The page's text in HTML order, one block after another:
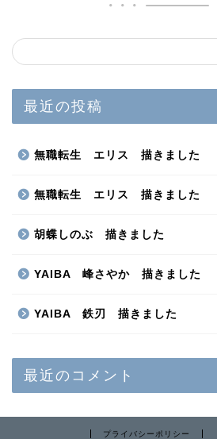
最近の投稿
無職転生 エリス 描きました
無職転生 エリス 描きました
胡蝶しのぶ 描きました
YAIBA 峰さやか 描きました
YAIBA 鉄刃 描きました
最近のコメント
プライバシーポリシー